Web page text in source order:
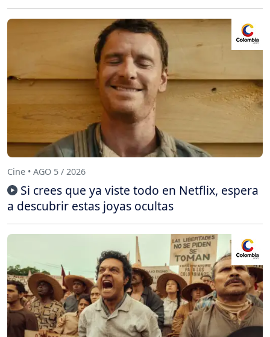
Cine • AGO 5 / 2026
Si crees que ya viste todo en Netflix, espera
a descubrir estas joyas ocultas